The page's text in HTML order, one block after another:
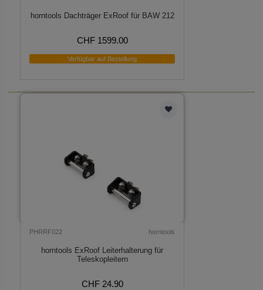
horntools Dachträger ExRoof für BAW 212
CHF 1599.00
Verfügbar auf Bestellung
PHRRF022 horntools
horntools ExRoof Leiterhalterung für
Teleskopleitern
CHF 24.90